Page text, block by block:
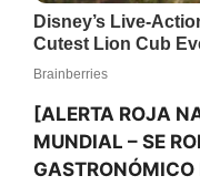
[ALERTA ROJA
MUNDIAL – SE